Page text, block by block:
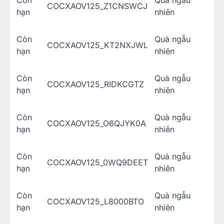
hạn
COCXAOV125_Z1CNSWCJ
nhiên
Còn
hạn
COCXAOV125_KT2NXJWL
Quà ngẫu
nhiên
Còn
hạn
COCXAOV125_RIDKCGTZ
Quà ngẫu
nhiên
Còn
hạn
COCXAOV125_O6QJYK0A
Quà ngẫu
nhiên
Còn
hạn
COCXAOV125_0WQ9DEET
Quà ngẫu
nhiên
Còn
hạn
COCXAOV125_L8000BTO
Quà ngẫu
nhiên